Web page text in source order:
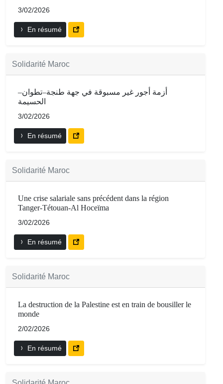
3/02/2026
En résumé
Solidarité Maroc
أزمة أجور غير مسبوقة في جهة طنجة–تطوان–
الحسيمة
3/02/2026
En résumé
Solidarité Maroc
Une crise salariale sans précédent dans la région
Tanger-Tétouan-Al Hoceïma
3/02/2026
En résumé
Solidarité Maroc
La destruction de la Palestine est en train de bousiller le
monde
2/02/2026
En résumé